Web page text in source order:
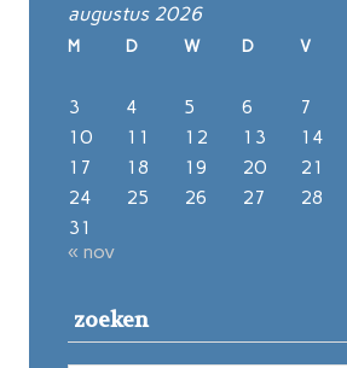
augustus 2026
M D W D V
3
4 5 6 7
10
11 12 13 14
17
18 19 20 21
24
25 26 27 28
31
« nov
zoeken